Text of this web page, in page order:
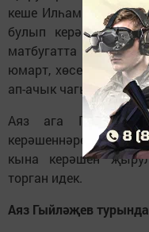
кеше Илһам Шакиров
булып керәшен
матбугатта
юмарт, хөсетсез
ап-ачык чагыла.
Аяз ага
керәшеннәре
кына керәшен
торган идек.
Аяз Гыйләҗев